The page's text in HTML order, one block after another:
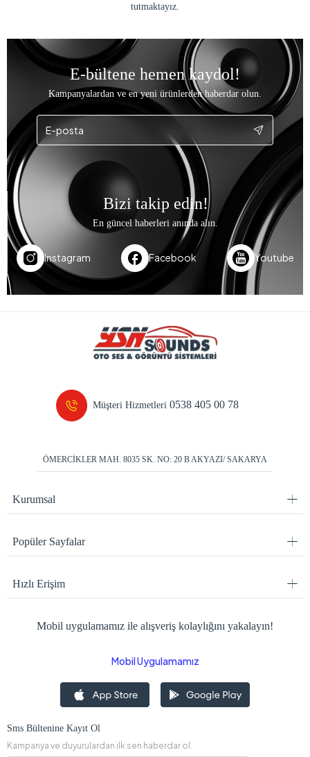
tutmaktayız.
E-bültene hemen kaydol!
Kampanyalardan ve en yeni ürünlerden haberdar olun.
Bizi takip edin!
En güncel haberleri anında alın.
Instagram Facebook Youtube
Müşteri Hizmetleri0538 405 00 78
ÖMERCİKLER MAH. 8035 SK. NO: 20 B AKYAZI/ SAKARYA
Kurumsal
Popüler Sayfalar
Hızlı Erişim
Mobil uygulamamız ile alışveriş kolaylığını yakalayın!
Mobil Uygulamamız
Sms Bültenine Kayıt Ol
Kampanya ve duyurulardan ilk sen haberdar ol.